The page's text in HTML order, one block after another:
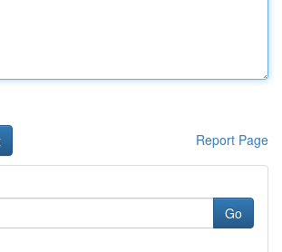
Report Page
Go